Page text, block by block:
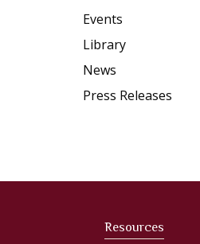
Events
Library
News
Press Releases
Resources